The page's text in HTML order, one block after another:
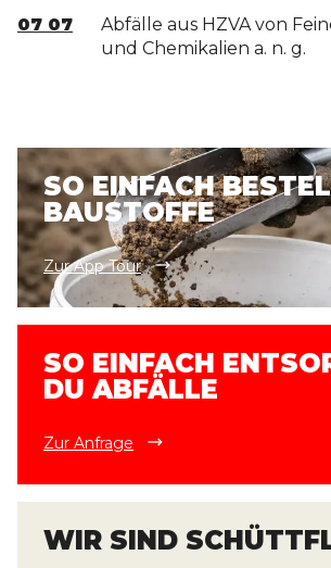
07 07
Abfälle aus HZVA von
und Chemikalien a. n. g.
SO EINFACH
BAUSTOFFE
Zur App Tour
SO EINFACH
DU ABFÄLLE
Zur Anfrage
WIR SIND